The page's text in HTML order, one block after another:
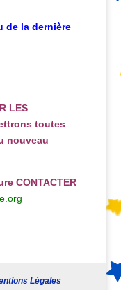
de la dernière
LES
toutes
nouveau
CONTACTER
Légales